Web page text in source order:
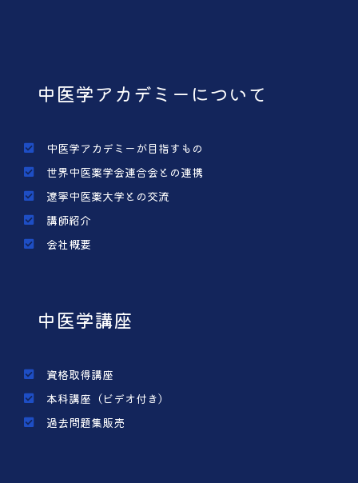
中医学アカデミーについて
中医学アカデミーが目指すもの
世界中医薬学会連合会との連携
遼寧中医薬大学との交流
講師紹介
会社概要
中医学講座
資格取得講座
本科講座（ビデオ付き）
過去問題集販売